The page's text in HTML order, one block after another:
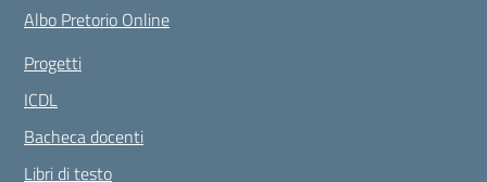
Albo Pretorio Online
Progetti
ICDL
Bacheca docenti
Libri di testo